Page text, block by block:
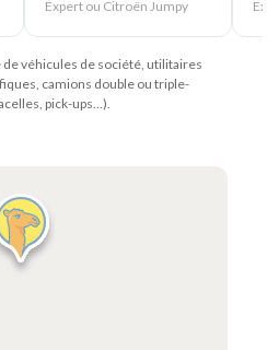
Expert ou Citroën Jumpy
de véhicules de société, utilitaires
camions double ou triple-
pick-ups...).